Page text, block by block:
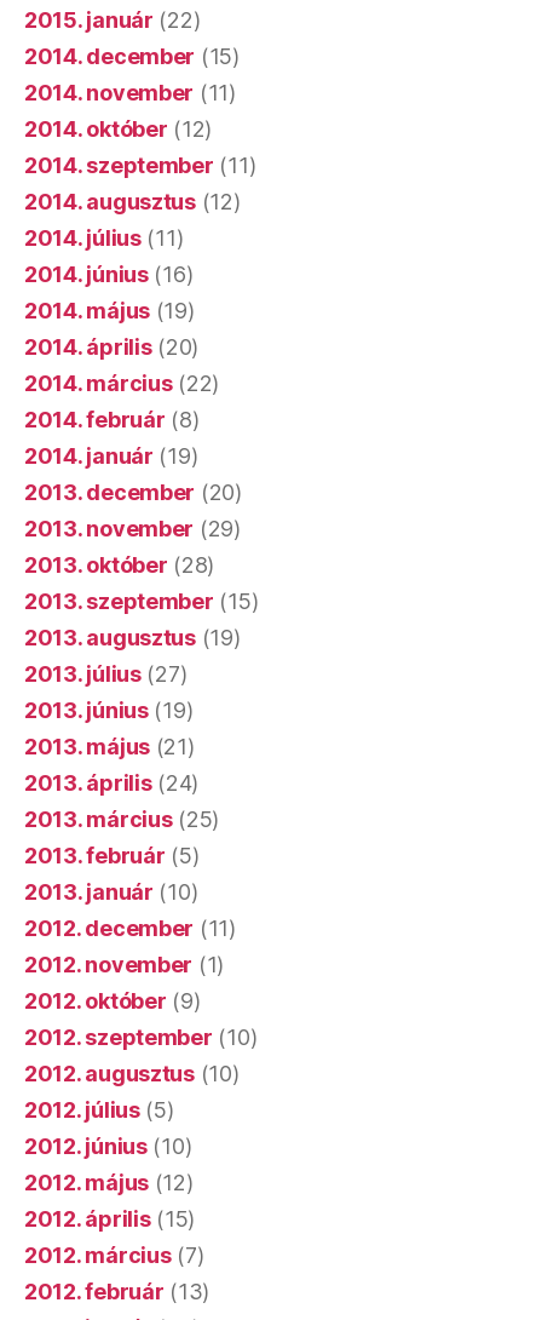
2015. január (22)
2014. december (15)
2014. november (11)
2014. október (12)
2014. szeptember (11)
2014. augusztus(12)
2014. július(11)
2014. június(16)
2014. május (19)
2014. április(20)
2014. március(22)
2014. február (8)
2014. január (19)
2013. december (20)
2013. november (29)
2013. október (28)
2013. szeptember (15)
2013. augusztus(19)
2013. július(27)
2013. június(19)
2013. május (21)
2013. április(24)
2013. március(25)
2013. február (5)
2013. január (10)
2012. december (11)
2012. november (1)
2012. október (9)
2012. szeptember (10)
2012. augusztus(10)
2012. július(5)
2012. június(10)
2012. május (12)
2012. április(15)
2012. március(7)
2012. február (13)